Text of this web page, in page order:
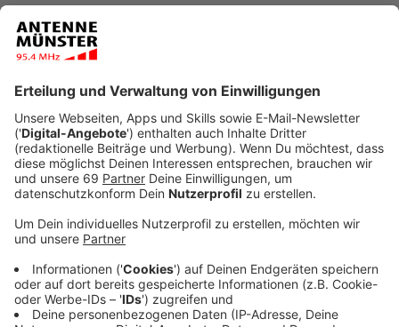
Anzeige
Größte Gefahr: Kreislaufkollaps
Anzeige
In den letzten drei Wochen gab es gleich drei tödliche
Badeunfälle im Kanal hier in Münster - allesamt Männer
im jungen bis mittleren Alter. Warum gerade jetzt die
Zahl der Unfälle so steigt, können auch Münsters
Wasserschutzpolizei und DLRG Münster nicht mit
Bestimmtheit sagen.